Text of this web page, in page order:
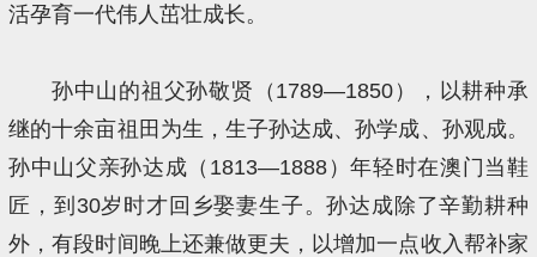
活孕育一代伟人茁壮成长。
孙中山的祖父孙敬贤（1789—1850），以耕种承
继的十余亩祖田为生，生子孙达成、孙学成、孙观成。
孙中山父亲孙达成（1813—1888）年轻时在澳门当鞋
匠，到30岁时才回乡娶妻生子。孙达成除了辛勤耕种
外，有段时间晚上还兼做更夫，以增加一点收入帮补家